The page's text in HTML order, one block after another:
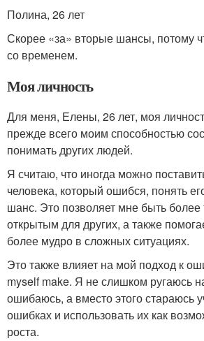
Полина, 26 лет
Скорее «за» вторые шансы, потому
со временем.
Моя личность
Для меня, Елены, 26 лет, моя
прежде всего моим способностью
понимать других людей.
Я считаю, что иногда можно
человека, который ошибся, понять
шанс. Это позволяет мне быть
открытым для других, а также
более мудро в сложных ситуациях.
Это также влияет на мой подход к
myself make. Я не слишком ругаюсь
ошибаюсь, а вместо этого стараюсь
ошибках и использовать их как
роста.